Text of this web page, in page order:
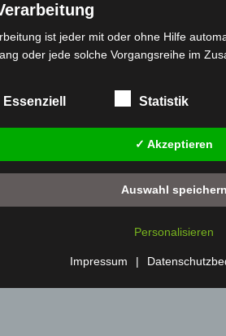
ist jeder mit oder ohne Hilfe
oder jede solche Vorgangsreihe im
die Speicherung, die Anpassung
die Verwendung, die Offenlegung
andere Form der Bereitstellung, den
das Löschen oder die
der
der Verarbeitung ist die
ist jede Art der automatisierten
die darin besteht, dass diese
um bestimmte persönliche Aspekte,
Essenziell Statistik
✓ Akzeptieren
Auswahl speichern
Personalisieren
Impressum |